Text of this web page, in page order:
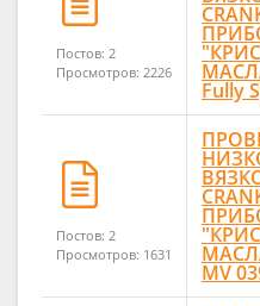
Постов: 2
Просмотров: 2226
Fully
Постов: 2
Просмотров: 1631
MV